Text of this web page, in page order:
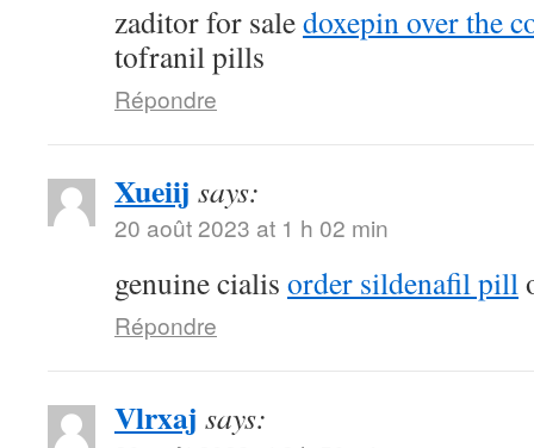
zaditor for saledoxepin over the
tofranil pills
Répondre
Xueiij says:
20 août 2023 at 1 h 02 min
genuine cialis order sildenafil pill
Répondre
Vlrxaj says: